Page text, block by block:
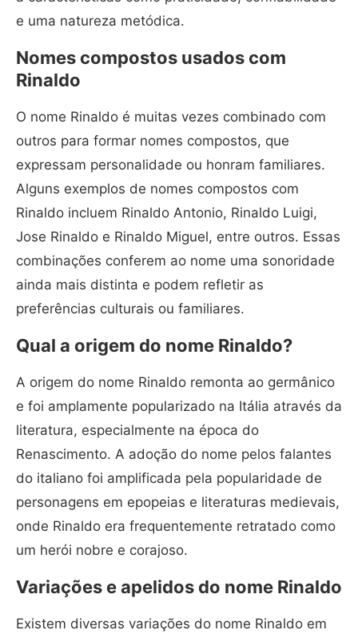
e uma natureza metódica.
Nomes compostos usados com
Rinaldo
O nome Rinaldo é muitas vezes combinado com
outros para formar nomes compostos, que
expressam personalidade ou honram familiares.
Alguns exemplos de nomes compostos com
Rinaldo incluem Rinaldo Antonio, Rinaldo Luigi,
Jose Rinaldo e Rinaldo Miguel, entre outros. Essas
combinações conferem ao nome uma sonoridade
ainda mais distinta e podem refletir as
preferências culturais ou familiares.
Qual a origem do nome Rinaldo?
A origem do nome Rinaldo remonta ao germânico
e foi amplamente popularizado na Itália através da
literatura, especialmente na época do
Renascimento. A adoção do nome pelos falantes
do italiano foi amplificada pela popularidade de
personagens em epopeias e literaturas medievais,
onde Rinaldo era frequentemente retratado como
um herói nobre e corajoso.
Variações e apelidos do nome Rinaldo
Existem diversas variações do nome Rinaldo em